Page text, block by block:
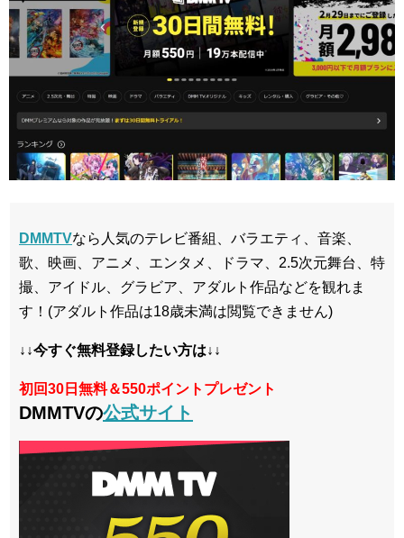
DMMTVなら人気のテレビ番組、バラエティ、音楽、
歌、映画、アニメ、エンタメ、ドラマ、2.5次元舞台、特
撮、アイドル、グラビア、アダルト作品などを観れま
す！(アダルト作品は18歳未満は閲覧できません)
↓↓今すぐ無料登録したい方は↓↓
初回30日無料＆550ポイントプレゼント
DMMTVの公式サイト